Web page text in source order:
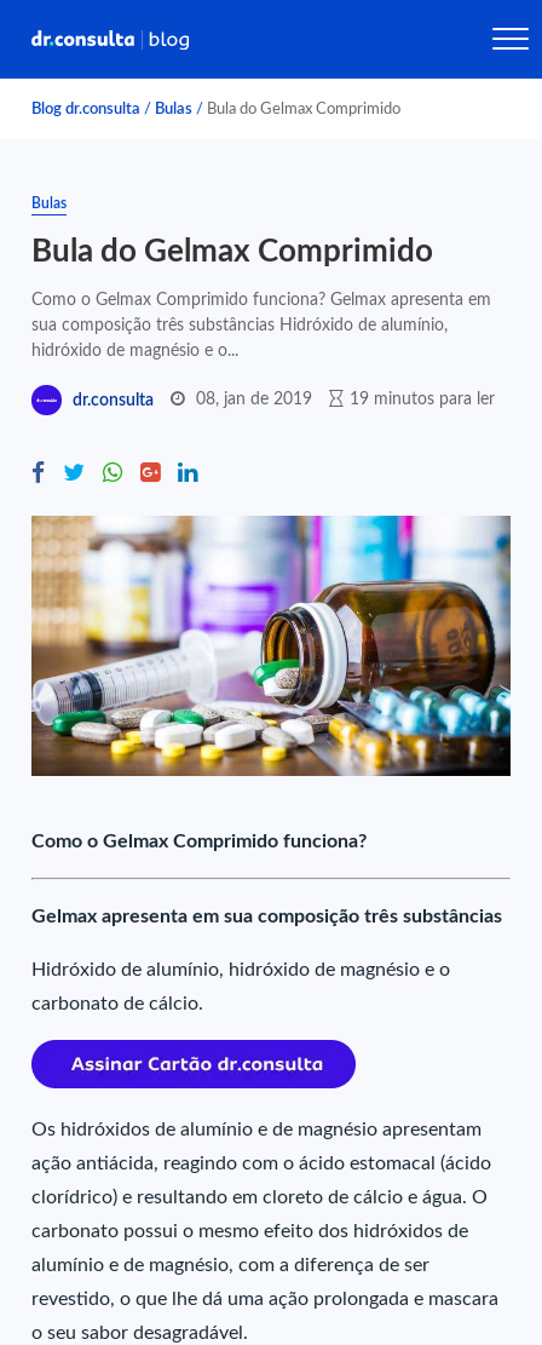
Blog dr.consulta / Bulas / Bula do Gelmax Comprimido
Bulas
Bula do Gelmax Comprimido
Como o Gelmax Comprimido funciona? Gelmax apresenta em
sua composição três substâncias Hidróxido de alumínio,
hidróxido de magnésio e o...
dr.consulta 08, jan de 2019 19 minutos para ler
Como o Gelmax Comprimido funciona?
Gelmax apresenta em sua composição três substâncias
Hidróxido de alumínio, hidróxido de magnésio e o
carbonato de cálcio.
Os hidróxidos de alumínio e de magnésio apresentam
ação antiácida, reagindo com o ácido estomacal (ácido
clorídrico) e resultando em cloreto de cálcio e água. O
carbonato possui o mesmo efeito dos hidróxidos de
alumínio e de magnésio, com a diferença de ser
revestido, o que lhe dá uma ação prolongada e mascara
o seu sabor desagradável.